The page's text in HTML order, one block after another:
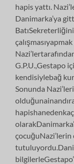
hapis yattı.
Danimarka’ya
G.P.U.,Gestapo
kendisiylebağ
Sonunda